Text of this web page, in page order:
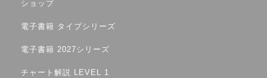
ショップ
電子書籍 タイプシリーズ
電子書籍 2027シリーズ
チャート解説 LEVEL 1